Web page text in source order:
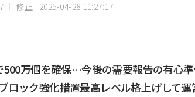
修正 : 2025-04-28 11:27:17
500万個を確保…今後の需要報告の有心
ロック強化措置最高レベル格上げして運